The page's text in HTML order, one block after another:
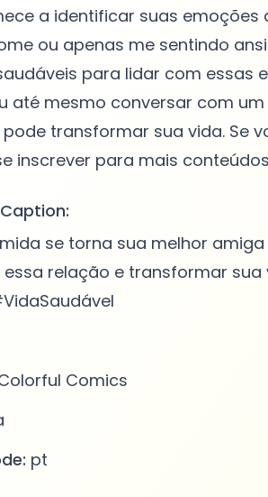
a identificar suas emoções
ou apenas me sentindo
para lidar com essas
até mesmo conversar com
transformar sua vida. Se
se torna sua melhor
relação e transformar
Comics
pt